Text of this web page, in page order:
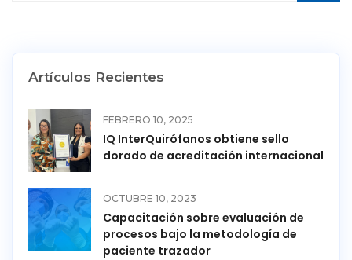
Artículos Recientes
FEBRERO 10, 2025
IQ InterQuirófanos obtiene sello
dorado de acreditación internacional
OCTUBRE 10, 2023
Capacitación sobre evaluación de
procesos bajo la metodología de
paciente trazador